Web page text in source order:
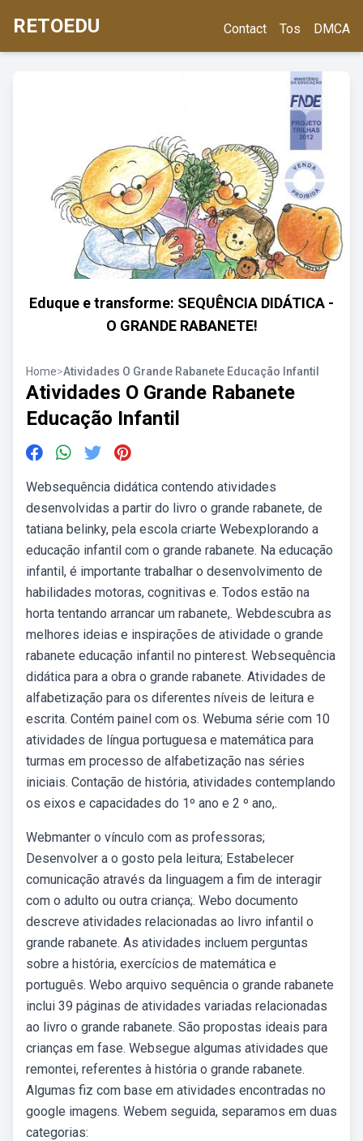
RETOEDU Contact Tos DMCA
Eduque e transforme: SEQUÊNCIA DIDÁTICA -
O GRANDE RABANETE!
Home>Atividades O Grande Rabanete Educação Infantil
Atividades O Grande Rabanete
Educação Infantil
Websequência didática contendo atividades
desenvolvidas a partir do livro o grande rabanete, de
tatiana belinky, pela escola criarte Webexplorando a
educação infantil com o grande rabanete. Na educação
infantil, é importante trabalhar o desenvolvimento de
habilidades motoras, cognitivas e. Todos estão na
horta tentando arrancar um rabanete,. Webdescubra as
melhores ideias e inspirações de atividade o grande
rabanete educação infantil no pinterest. Websequência
didática para a obra o grande rabanete. Atividades de
alfabetização para os diferentes níveis de leitura e
escrita. Contém painel com os. Webuma série com 10
atividades de língua portuguesa e matemática para
turmas em processo de alfabetização nas séries
iniciais. Contação de história, atividades contemplando
os eixos e capacidades do 1º ano e 2 º ano,.
Webmanter o vínculo com as professoras;
Desenvolver a o gosto pela leitura; Estabelecer
comunicação através da linguagem a fim de interagir
com o adulto ou outra criança;. Webo documento
descreve atividades relacionadas ao livro infantil o
grande rabanete. As atividades incluem perguntas
sobre a história, exercícios de matemática e
português. Webo arquivo sequência o grande rabanete
inclui 39 páginas de atividades variadas relacionadas
ao livro o grande rabanete. São propostas ideais para
crianças em fase. Websegue algumas atividades que
remontei, referentes à história o grande rabanete.
Algumas fiz com base em atividades encontradas no
google imagens. Webem seguida, separamos em duas
categorias: